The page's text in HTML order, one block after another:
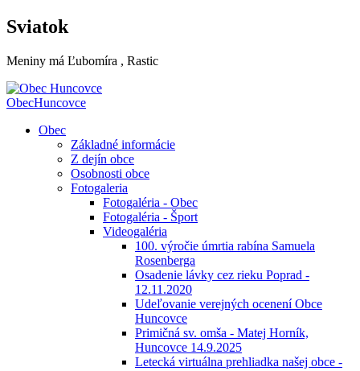
Sviatok
Meniny má Ľubomíra , Rastic
ObecHuncovce
Obec
Základné informácie
Z dejín obce
Osobnosti obce
Fotogaleria
Fotogaléria - Obec
Fotogaléria - Šport
Videogaléria
100. výročie úmrtia rabína Samuela
Rosenberga
Osadenie lávky cez rieku Poprad -
12.11.2020
Udeľovanie verejných ocenení Obce
Huncovce
Primičná sv. omša - Matej Horník,
Huncovce 14.9.2025
Letecká virtuálna prehliadka našej obce -